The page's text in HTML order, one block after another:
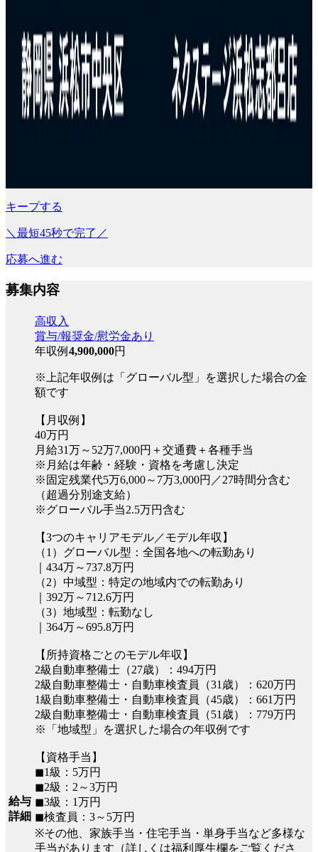
キープする
＼最短45秒で完了／
応募へ進む
募集内容
給与
詳細
高収入
賞与/報奨金/慰労金あり
年収例 4,900,000円
※上記年収例は「グローバル型」を選択した場合の金
額です
【月収例】
40万円
月給31万～52万7,000円＋交通費＋各種手当
※月給は年齢・経験・資格を考慮し決定
※固定残業代5万6,000～7万3,000円／27時間分含む
（超過分別途支給）
※グローバル手当2.5万円含む
【3つのキャリアモデル／モデル年収】
（1）グローバル型：全国各地への転勤あり
｜434万～737.8万円
（2）中域型：特定の地域内での転勤あり
｜392万～712.6万円
（3）地域型：転勤なし
｜364万～695.8万円
【所持資格ごとのモデル年収】
2級自動車整備士（27歳）：494万円
2級自動車整備士・自動車検査員（31歳）：620万円
1級自動車整備士・自動車検査員（45歳）：661万円
2級自動車整備士・自動車検査員（51歳）：779万円
※「地域型」を選択した場合の年収例です
【資格手当】
◼︎1級：5万円
◼︎2級：2～3万円
◼︎3級：1万円
◼︎検査員：3～5万円
※その他、家族手当・住宅手当・単身手当など多様な
手当があります（詳しくは福利厚生欄をご覧くださ